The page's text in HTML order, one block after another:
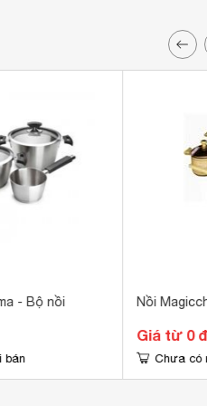
- Bộ nồi
bán
Nồi
Giá từ 0
Chưa có